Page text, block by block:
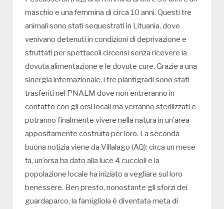
maschio e una femmina di circa 10 anni. Questi tre
animali sono stati sequestrati in Lituania, dove
venivano detenuti in condizioni di deprivazione e
sfruttati per spettacoli circensi senza ricevere la
dovuta alimentazione e le dovute cure. Grazie a una
sinergia internazionale, i tre plantigradi sono stati
trasferiti nel PNALM dove non entreranno in
contatto con gli orsi locali ma verranno sterilizzati e
potranno finalmente vivere nella natura in un’area
appositamente costruita per loro. La seconda
buona notizia viene da Villalago (AQ): circa un mese
fa, un’orsa ha dato alla luce 4 cuccioli e la
popolazione locale ha iniziato a vegliare sul loro
benessere. Ben presto, nonostante gli sforzi dei
guardaparco, la famigliola è diventata meta di